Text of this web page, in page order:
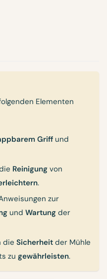
Elementen
Griff und
Reinigung von
.
zur
und Wartung der
die Sicherheit der Mühle
zu gewährleisten.